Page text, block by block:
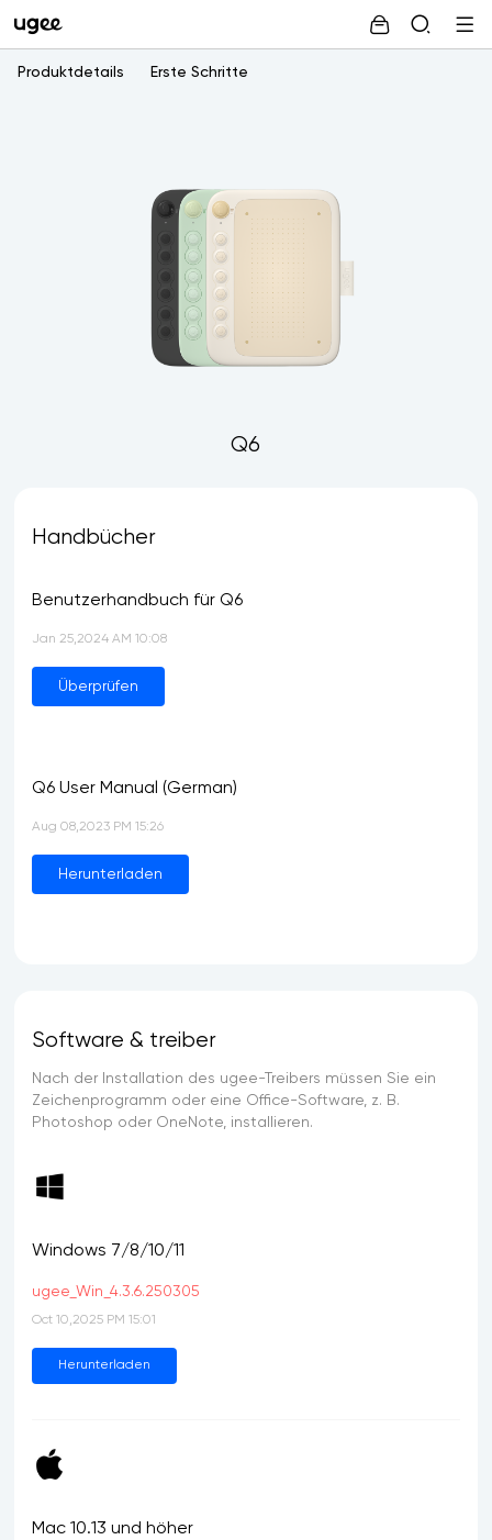
Produktdetails Erste Schritte
Q6
Handbücher
Benutzerhandbuch für Q6
Jan 25,2024 AM 10:08
Überprüfen
Q6 User Manual (German)
Aug 08,2023 PM 15:26
Herunterladen
Software & treiber
Nach der Installation des ugee-Treibers müssen Sie ein
Zeichenprogramm oder eine Office-Software, z. B.
Photoshop oder OneNote, installieren.
Windows 7/8/10/11
ugee_Win_4.3.6.250305
Oct 10,2025 PM 15:01
Herunterladen
Mac 10.13 und höher